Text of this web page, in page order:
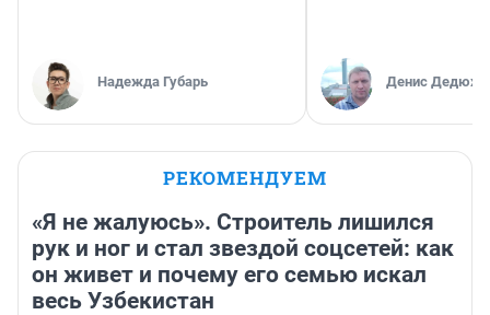
Надежда Губарь Денис
РЕКОМЕНДУЕМ
«Я не жалуюсь». Строитель лишился
рук и ног и стал звездой соцсетей: как
он живет и почему его семью искал
весь Узбекистан